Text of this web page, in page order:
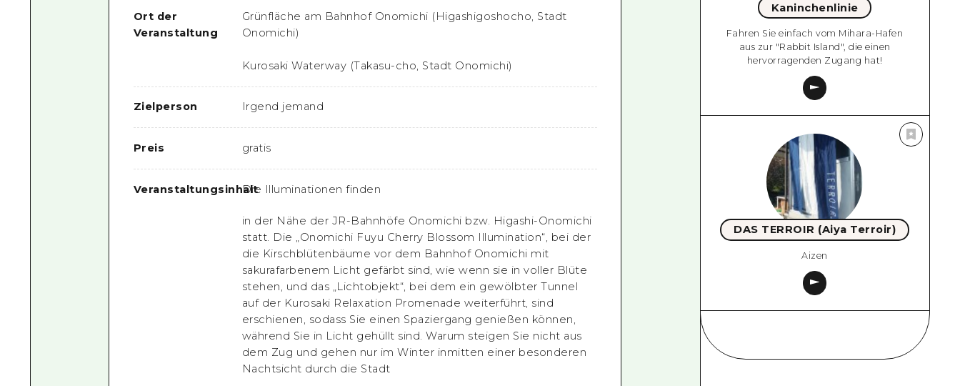
Ort der
Veranstaltung
Grünfläche am Bahnhof Onomichi (Higashigoshocho, Stadt
Onomichi)
Kurosaki Waterway (Takasu-cho, Stadt Onomichi)
Zielperson Irgend jemand
Preis gratis
VeranstaltungsinhaltDie Illuminationen finden
in der Nähe der JR-Bahnhöfe Onomichi bzw. Higashi-Onomichi
statt. Die „Onomichi Fuyu Cherry Blossom Illumination“, bei der
die Kirschblütenbäume vor dem Bahnhof Onomichi mit
sakurafarbenem Licht gefärbt sind, wie wenn sie in voller Blüte
stehen, und das „Lichtobjekt“, bei dem ein gewölbter Tunnel
auf der Kurosaki Relaxation Promenade weiterführt, sind
erschienen, sodass Sie einen Spaziergang genießen können,
während Sie in Licht gehüllt sind. Warum steigen Sie nicht aus
dem Zug und gehen nur im Winter inmitten einer besonderen
Nachtsicht durch die Stadt
Kaninchenlinie
Fahren Sie einfach vom Mihara-Hafen
aus zur "Rabbit Island", die einen
hervorragenden Zugang hat!
DAS TERROIR (Aiya Terroir)
Aizen